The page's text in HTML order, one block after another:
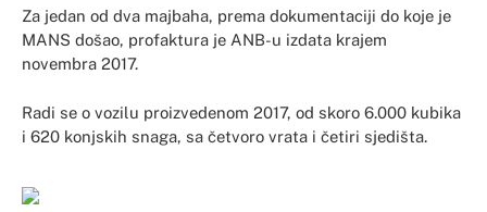
Za jedan od dva majbaha, prema dokumentaciji do koje je
MANS došao, profaktura je ANB-u izdata krajem
novembra 2017.
Radi se o vozilu proizvedenom 2017, od skoro 6.000 kubika
i 620 konjskih snaga, sa četvoro vrata i četiri sjedišta.